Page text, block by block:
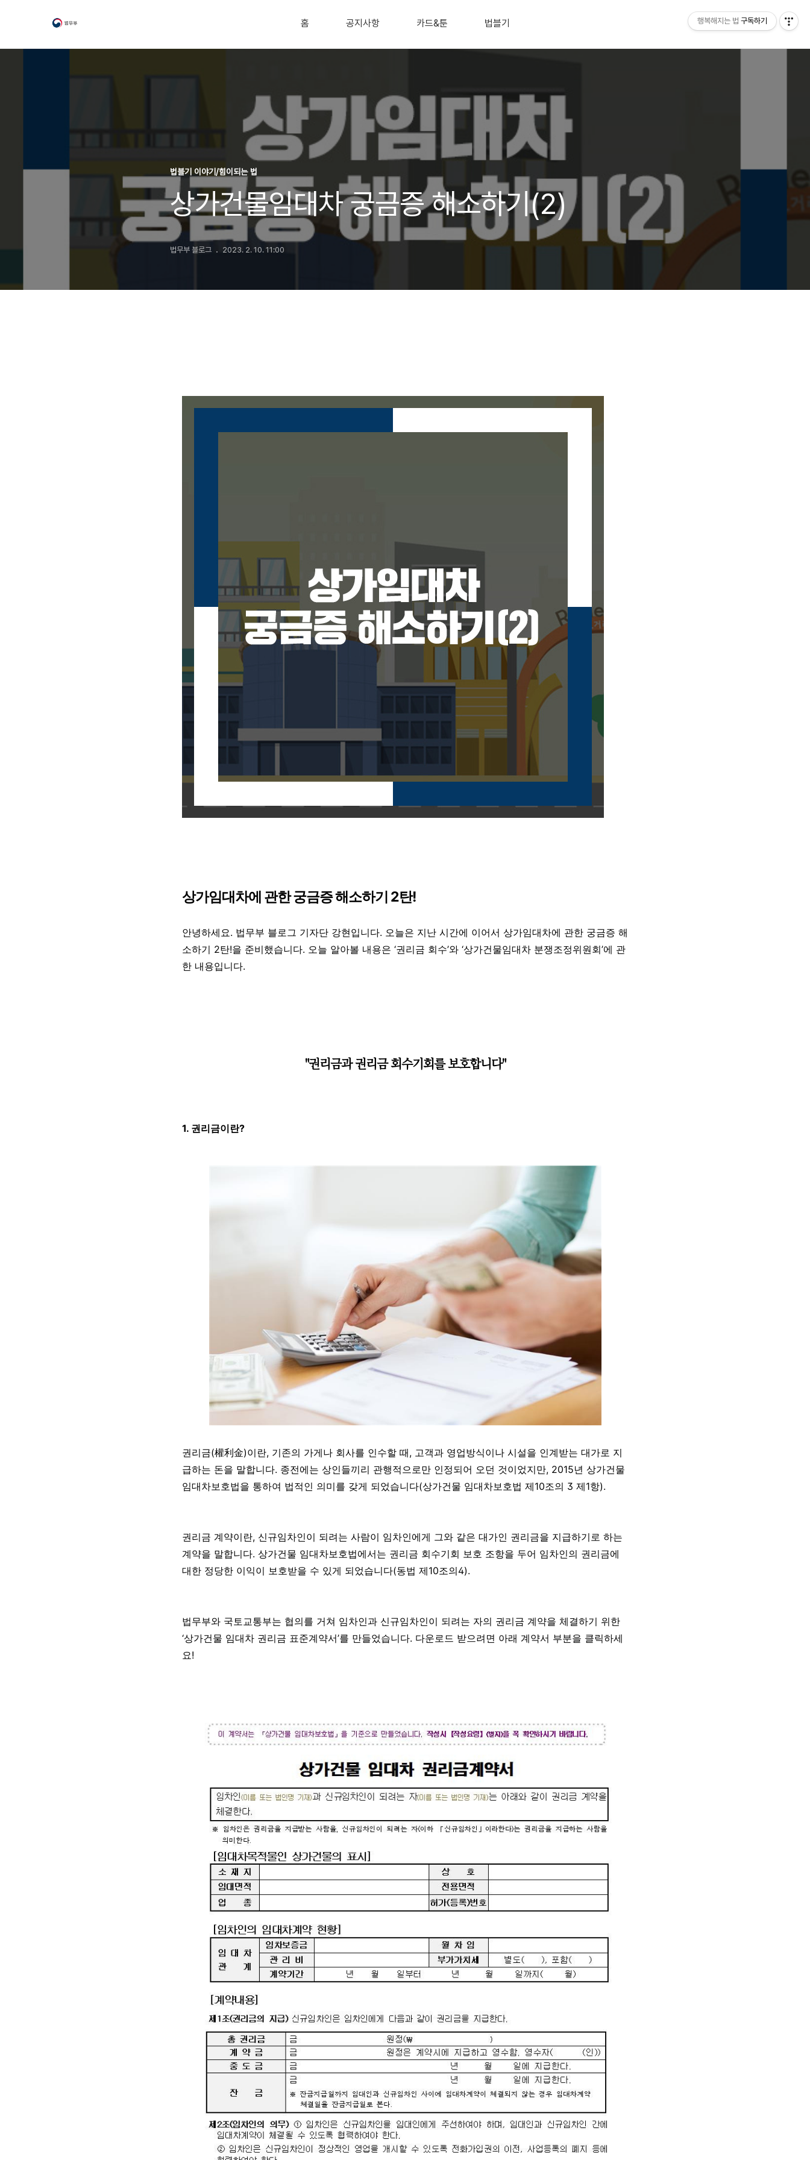
홈 공지사항 카드&툰 법블기
법블기 이야기/힘이되는 법
상가건물임대차 궁금증 해소하기(2)
법무부 블로그 2023. 2. 10. 11:00
상가임대차에 관한 궁금증 해소하기 2탄!
안녕하세요. 법무부 블로그 기자단 강현입니다. 오늘은 지난 시간에 이어서 상가임대차에 관한 궁금증 해
소하기 2탄!을 준비했습니다. 오늘 알아볼 내용은 ‘권리금 회수’와 ‘상가건물임대차 분쟁조정위원회’에 관
한 내용입니다.
"권리금과 권리금 회수기회를 보호합니다"
1. 권리금이란?
권리금(權利金)이란, 기존의 가게나 회사를 인수할 때, 고객과 영업방식이나 시설을 인계받는 대가로 지
급하는 돈을 말합니다. 종전에는 상인들끼리 관행적으로만 인정되어 오던 것이었지만, 2015년 상가건물
임대차보호법을 통하여 법적인 의미를 갖게 되었습니다(상가건물 임대차보호법 제10조의 3 제1항).
권리금 계약이란, 신규임차인이 되려는 사람이 임차인에게 그와 같은 대가인 권리금을 지급하기로 하는
계약을 말합니다. 상가건물 임대차보호법에서는 권리금 회수기회 보호 조항을 두어 임차인의 권리금에
대한 정당한 이익이 보호받을 수 있게 되었습니다(동법 제10조의4).
법무부와 국토교통부는 협의를 거쳐 임차인과 신규임차인이 되려는 자의 권리금 계약을 체결하기 위한
‘상가건물 임대차 권리금 표준계약서’를 만들었습니다. 다운로드 받으려면 아래 계약서 부분을 클릭하세
요!
행복해지는 법 구독하기